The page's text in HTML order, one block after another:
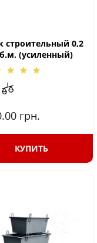
строительный 0,2
(усиленный)
грн.
КУПИТЬ